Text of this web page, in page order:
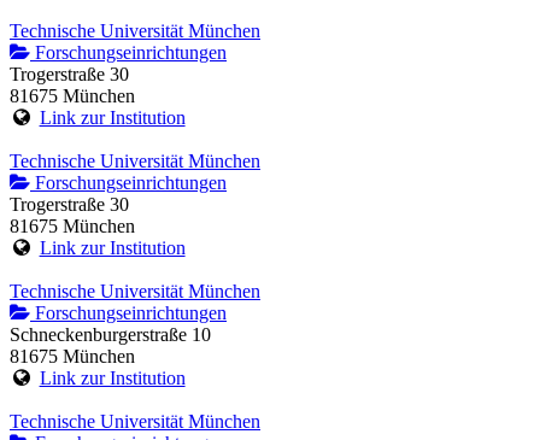
Technische Universität München
Forschungseinrichtungen
Trogerstraße 30
81675 München
Link zur Institution
Technische Universität München
Forschungseinrichtungen
Trogerstraße 30
81675 München
Link zur Institution
Technische Universität München
Forschungseinrichtungen
Schneckenburgerstraße 10
81675 München
Link zur Institution
Technische Universität München